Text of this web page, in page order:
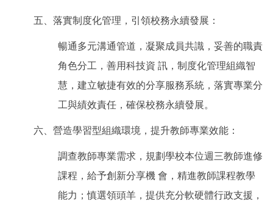
五、落實制度化管理，引領校務永續發展：
暢通多元溝通管道，凝聚成員共識，妥善的職責
角色分工，善用科技資 訊，制度化管理組織智
慧，建立敏捷有效的分享服務系統，落實專業分
工與績效責任，確保校務永續發展。
六、營造學習型組織環境，提升教師專業效能：
調查教師專業需求，規劃學校本位週三教師進修
課程，給予創新分享機 會，精進教師課程教學
能力；慎選領頭羊，提供充分軟硬體行政支援，